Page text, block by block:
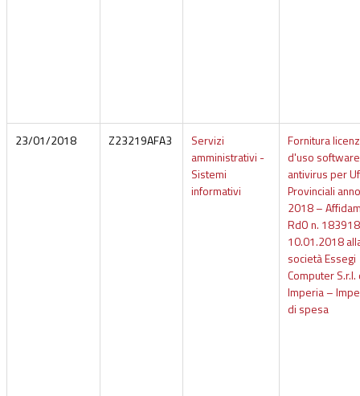
23/01/2018 Z23219AFA3
Servizi
amministrativi -
Sistemi
informativi
Fornitura
d'uso software
antivirus per
Provinciali anno
2018 –
RdO n.
10.01.2018
società Essegi
Computer S.r.l.
Imperia –
di spesa